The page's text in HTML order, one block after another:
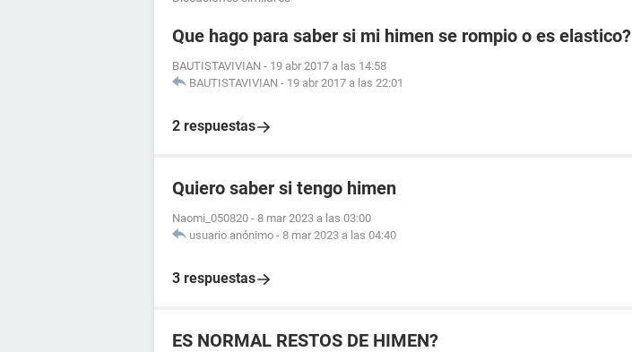
Que hago para saber si mi himen se rompio o es elastico?
BAUTISTAVIVIAN - 19 abr 2017 a las 14:58
BAUTISTAVIVIAN - 19 abr 2017 a las 22:01
2 respuestas
Quiero saber si tengo himen
Naomi_050820 - 8 mar 2023 a las 03:00
usuario anónimo - 8 mar 2023 a las 04:40
3 respuestas
ES NORMAL RESTOS DE HIMEN?